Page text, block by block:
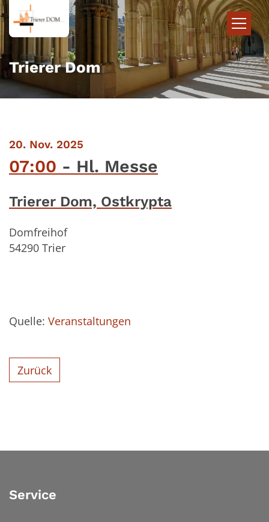
Zum Inhalt springen
Trierer Dom
20. Nov. 2025
07:00 Hl. Messe
Trierer Dom, Ostkrypta
Domfreihof
54290 Trier
Quelle: Veranstaltungen
Zurück
Service